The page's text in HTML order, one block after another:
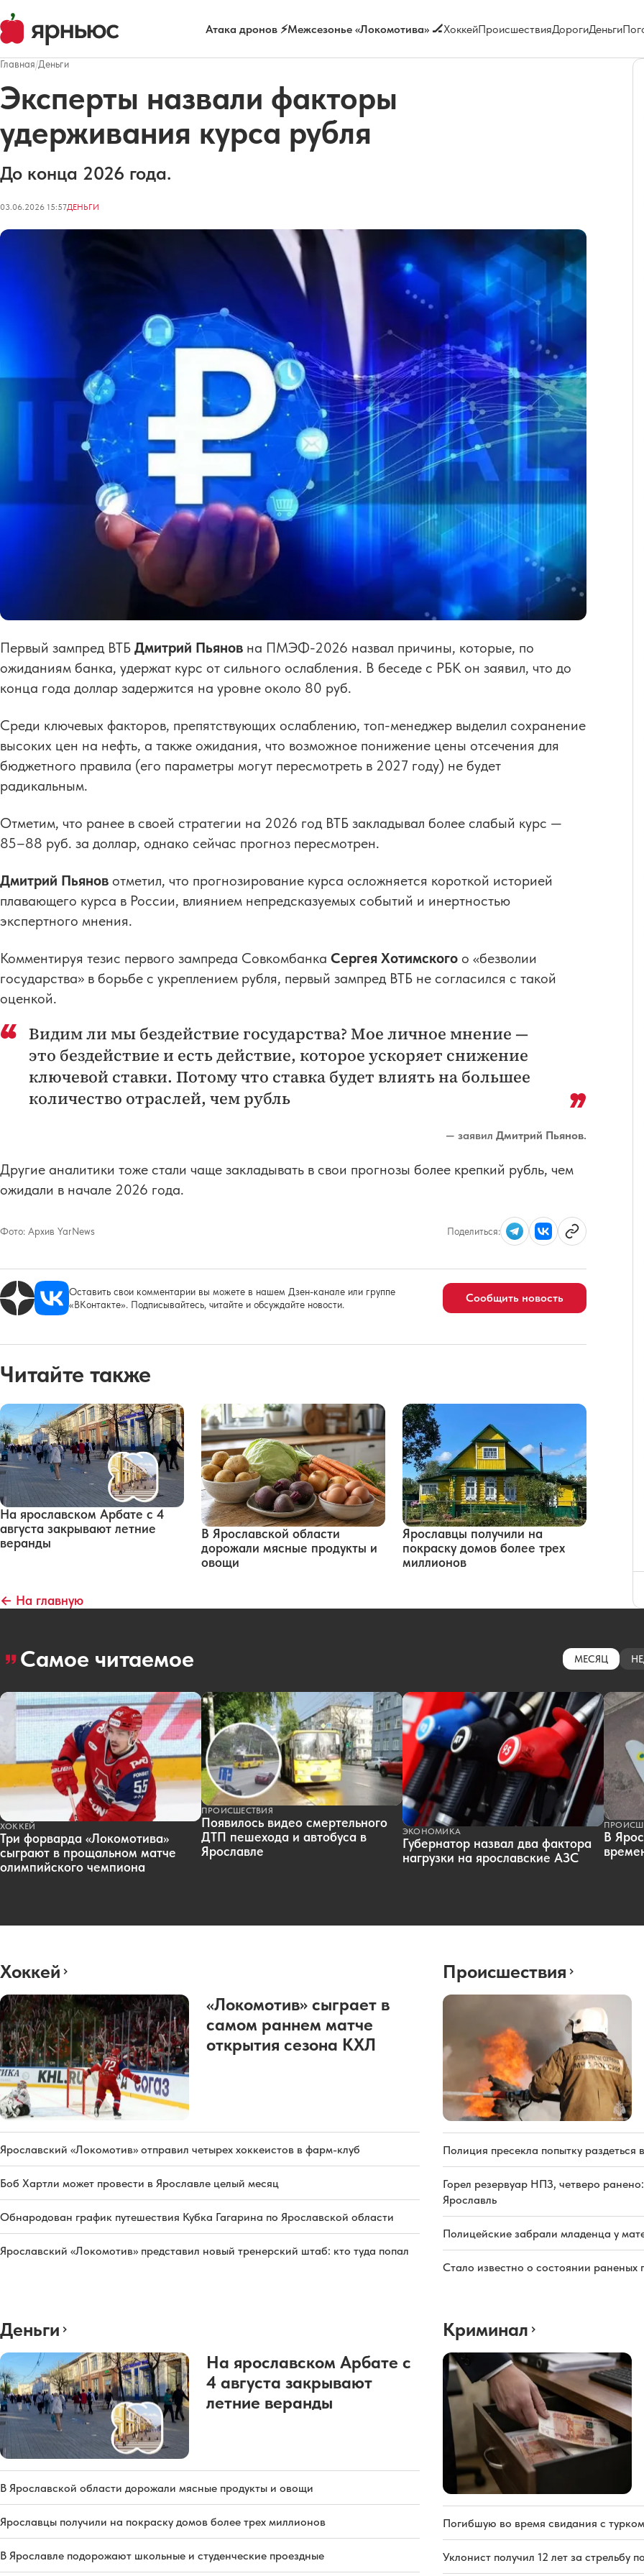
Атака дронов ⚡Межсезонье «Локомотива» 🏒ХоккейПроисшествияДорогиДеньги
Главная/Деньги
Эксперты назвали факторы
удерживания курса рубля
До конца 2026 года.
03.06.2026 15:57ДЕНЬГИ
Первый зампред ВТБ Дмитрий Пьянов на ПМЭФ-2026 назвал причины, которые, по
ожиданиям банка, удержат курс от сильного ослабления. В беседе с РБК он заявил, что до
конца года доллар задержится на уровне около 80 руб.
Среди ключевых факторов, препятствующих ослаблению, топ-менеджер выделил сохранение
высоких цен на нефть, а также ожидания, что возможное понижение цены отсечения для
бюджетного правила (его параметры могут пересмотреть в 2027 году) не будет
радикальным.
Отметим, что ранее в своей стратегии на 2026 год ВТБ закладывал более слабый курс —
85–88 руб. за доллар, однако сейчас прогноз пересмотрен.
Дмитрий Пьянов отметил, что прогнозирование курса осложняется короткой историей
плавающего курса в России, влиянием непредсказуемых событий и инертностью
экспертного мнения.
Комментируя тезис первого зампреда Совкомбанка Сергея Хотимского о «безволии
государства» в борьбе с укреплением рубля, первый зампред ВТБ не согласился с такой
оценкой.
Видим ли мы бездействие государства? Мое личное мнение —
это бездействие и есть действие, которое ускоряет снижение
ключевой ставки. Потому что ставка будет влиять на большее
количество отраслей, чем рубль
— заявил Дмитрий Пьянов.
Другие аналитики тоже стали чаще закладывать в свои прогнозы более крепкий рубль, чем
ожидали в начале 2026 года.
Фото: Архив YarNews Поделиться:
Оставить свои комментарии вы можете в нашем Дзен-канале или группе
«ВКонтакте». Подписывайтесь, читайте и обсуждайте новости.
Сообщить новость
Читайте также
На ярославском Арбате с 4
августа закрывают летние
веранды
В Ярославской области
дорожали мясные продукты и
овощи
Ярославцы получили на
покраску домов более трех
миллионов
← На главную
Самое читаемое МЕСЯЦ
ХОККЕЙ
Три форварда «Локомотива»
сыграют в прощальном матче
олимпийского чемпиона
ПРОИСШЕСТВИЯ
Появилось видео смертельного
ДТП пешехода и автобуса в
Ярославле
ЭКОНОМИКА
Губернатор назвал два фактора
нагрузки на ярославские АЗС
В
Хоккей
«Локомотив» сыграет в
самом раннем матче
открытия сезона КХЛ
Ярославский «Локомотив» отправил четырех хоккеистов в фарм-клуб
Боб Хартли может провести в Ярославле целый месяц
Обнародован график путешествия Кубка Гагарина по Ярославской области
Ярославский «Локомотив» представил новый тренерский штаб: кто туда попал
Происшествия
Полиция пресекла попытку раздеться
Горел резервуар НПЗ, четверо
Ярославль
Полицейские забрали младенца у
Стало известно о состоянии
Деньги
На ярославском Арбате с
4 августа закрывают
летние веранды
В Ярославской области дорожали мясные продукты и овощи
Ярославцы получили на покраску домов более трех миллионов
В Ярославле подорожают школьные и студенческие проездные
Криминал
Погибшую во время свидания с
Уклонист получил 12 лет за стрельбу